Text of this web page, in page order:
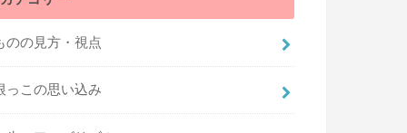
のの見方・視点
っこの思い込み